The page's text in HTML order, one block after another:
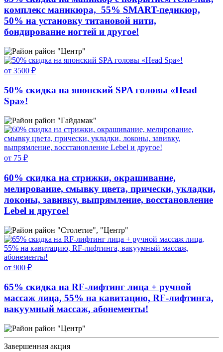
комплекс маникюра, 55% SMART-педикюр,
50% на установку титановой нити,
бондирование ногтей и другое!
район "Центр"
от 3500 ₽
50% скидка на японский SPA головы «Head
Spa»!
район "Гайдамак"
от 75 ₽
60% скидка на стрижки, окрашивание,
мелирование, смывку цвета, прически, укладки,
локоны, завивку, выпрямление, восстановление
Lebel и другое!
район "Столетие", "Центр"
от 900 ₽
65% скидка на RF-лифтинг лица + ручной
массаж лица, 55% на кавитацию, RF-лифтинга,
вакуумный массаж, абонементы!
район "Центр"
Завершенная акция